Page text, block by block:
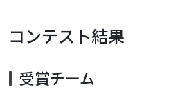
コンテスト結果
受賞チーム